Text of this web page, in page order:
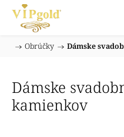
/ Obrúčky / Dámske
Dámske
kamienkov